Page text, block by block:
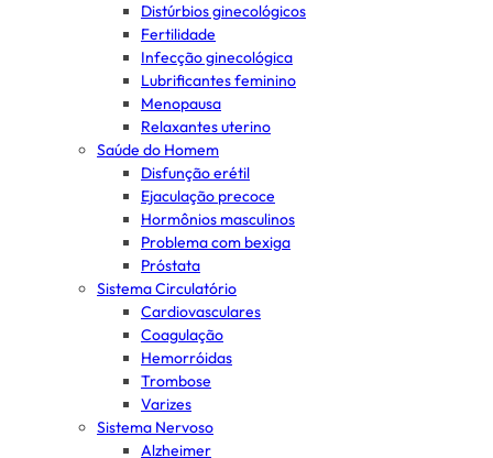
Distúrbios ginecológicos
Fertilidade
Infecção ginecológica
Lubrificantes feminino
Menopausa
Relaxantes uterino
Saúde do Homem
Disfunção erétil
Ejaculação precoce
Hormônios masculinos
Problema com bexiga
Próstata
Sistema Circulatório
Cardiovasculares
Coagulação
Hemorróidas
Trombose
Varizes
Sistema Nervoso
Alzheimer